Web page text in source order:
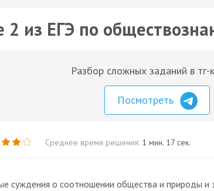
2 из ЕГЭ по
Разбор сложных заданий в тг-
Посмотреть
Среднее время решения: 1 мин. 17 сек.
суждения о соотношении общества и природы